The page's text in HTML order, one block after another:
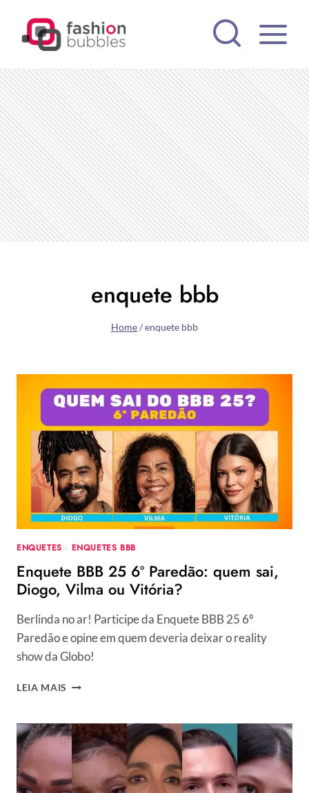
enquete bbb
Home/enquete bbb
ENQUETES · ENQUETES BBB
Enquete BBB 25 6º Paredão: quem sai,
Diogo, Vilma ou Vitória?
Berlinda no ar! Participe da Enquete BBB 25 6º
Paredão e opine em quem deveria deixar o reality
show da Globo!
LEIA MAIS ENQUETE
6º
PAREDÃO:
QUEM
DIOGO,